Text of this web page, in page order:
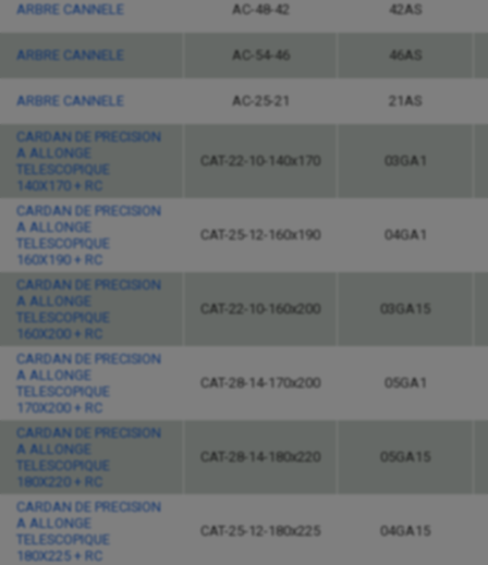
ARBRE CANNELE AC-48-42 42AS
ARBRE CANNELE AC-54-46 46AS
ARBRE CANNELE AC-25-21 21AS
CARDAN DE PRECISION
A ALLONGE
TELESCOPIQUE
140X170 + RC
CAT-22-10-140x170 03GA1
CARDAN DE PRECISION
A ALLONGE
TELESCOPIQUE
160X190 + RC
CAT-25-12-160x190 04GA1
CARDAN DE PRECISION
A ALLONGE
TELESCOPIQUE
160X200 + RC
CAT-22-10-160x200 03GA15
CARDAN DE PRECISION
A ALLONGE
TELESCOPIQUE
170X200 + RC
CAT-28-14-170x200 05GA1
CARDAN DE PRECISION
A ALLONGE
TELESCOPIQUE
180X220 + RC
CAT-28-14-180x220 05GA15
CARDAN DE PRECISION
A ALLONGE
TELESCOPIQUE
180X225 + RC
CAT-25-12-180x225 04GA15